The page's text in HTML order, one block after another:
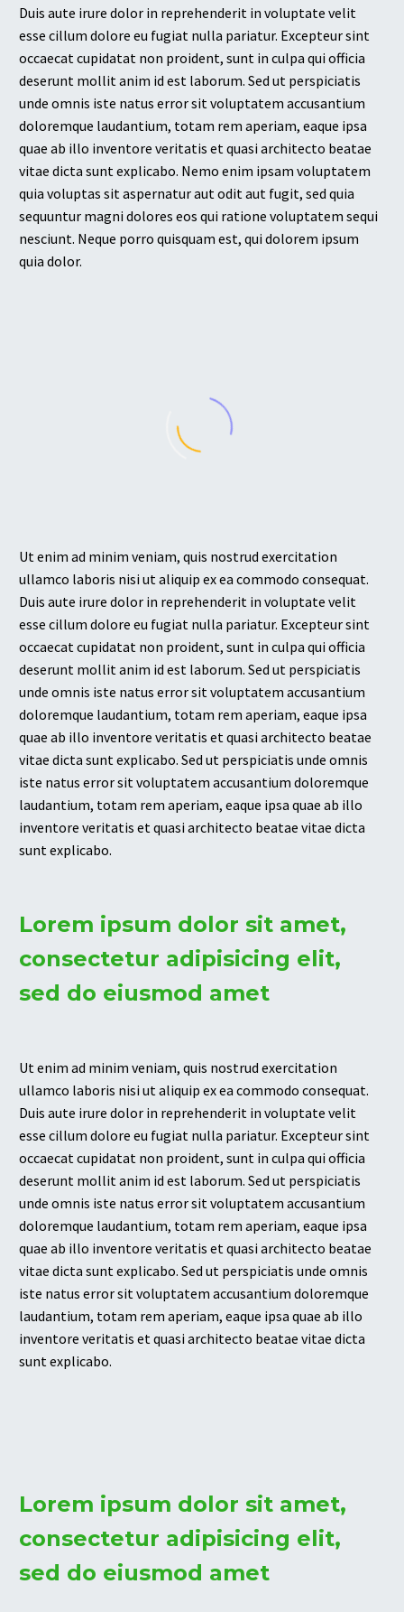
Duis aute irure dolor in reprehenderit in voluptate velit
esse cillum dolore eu fugiat nulla pariatur. Excepteur sint
occaecat cupidatat non proident, sunt in culpa qui officia
deserunt mollit anim id est laborum. Sed ut perspiciatis
unde omnis iste natus error sit voluptatem accusantium
doloremque laudantium, totam rem aperiam, eaque ipsa
quae ab illo inventore veritatis et quasi architecto beatae
vitae dicta sunt explicabo. Nemo enim ipsam voluptatem
quia voluptas sit aspernatur aut odit aut fugit, sed quia
sequuntur magni dolores eos qui ratione voluptatem sequi
nesciunt. Neque porro quisquam est, qui dolorem ipsum
quia dolor.
Ut enim ad minim veniam, quis nostrud exercitation
ullamco laboris nisi ut aliquip ex ea commodo consequat.
Duis aute irure dolor in reprehenderit in voluptate velit
esse cillum dolore eu fugiat nulla pariatur. Excepteur sint
occaecat cupidatat non proident, sunt in culpa qui officia
deserunt mollit anim id est laborum. Sed ut perspiciatis
unde omnis iste natus error sit voluptatem accusantium
doloremque laudantium, totam rem aperiam, eaque ipsa
quae ab illo inventore veritatis et quasi architecto beatae
vitae dicta sunt explicabo. Sed ut perspiciatis unde omnis
iste natus error sit voluptatem accusantium doloremque
laudantium, totam rem aperiam, eaque ipsa quae ab illo
inventore veritatis et quasi architecto beatae vitae dicta
sunt explicabo.
Lorem ipsum dolor sit amet,
consectetur adipisicing elit,
sed do eiusmod amet
Ut enim ad minim veniam, quis nostrud exercitation
ullamco laboris nisi ut aliquip ex ea commodo consequat.
Duis aute irure dolor in reprehenderit in voluptate velit
esse cillum dolore eu fugiat nulla pariatur. Excepteur sint
occaecat cupidatat non proident, sunt in culpa qui officia
deserunt mollit anim id est laborum. Sed ut perspiciatis
unde omnis iste natus error sit voluptatem accusantium
doloremque laudantium, totam rem aperiam, eaque ipsa
quae ab illo inventore veritatis et quasi architecto beatae
vitae dicta sunt explicabo. Sed ut perspiciatis unde omnis
iste natus error sit voluptatem accusantium doloremque
laudantium, totam rem aperiam, eaque ipsa quae ab illo
inventore veritatis et quasi architecto beatae vitae dicta
sunt explicabo.
Lorem ipsum dolor sit amet,
consectetur adipisicing elit,
sed do eiusmod amet